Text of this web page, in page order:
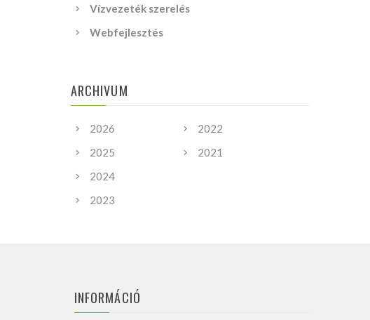
Vízvezeték szerelés
Webfejlesztés
ARCHIVUM
2026
2025
2024
2023
2022
2021
INFORMÁCIÓ